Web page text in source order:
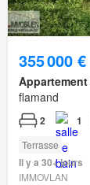
355 000 €
Appartement
flamand
2 1
Terrasse
Il y a 30+ jours
IMMOVLAN